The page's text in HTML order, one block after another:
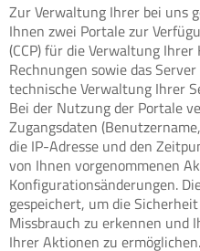
Zur Verwaltung Ihrer bei uns
Ihnen zwei Portale zur
(CCP) für die Verwaltung
Rechnungen sowie das
technische Verwaltung Ihrer
Bei der Nutzung der Portale
Zugangsdaten
die IP-Adresse und den
von Ihnen vorgenommenen
Konfigurationsänderungen.
gespeichert, um die
Missbrauch zu erkennen und
Ihrer Aktionen zu ermöglichen.